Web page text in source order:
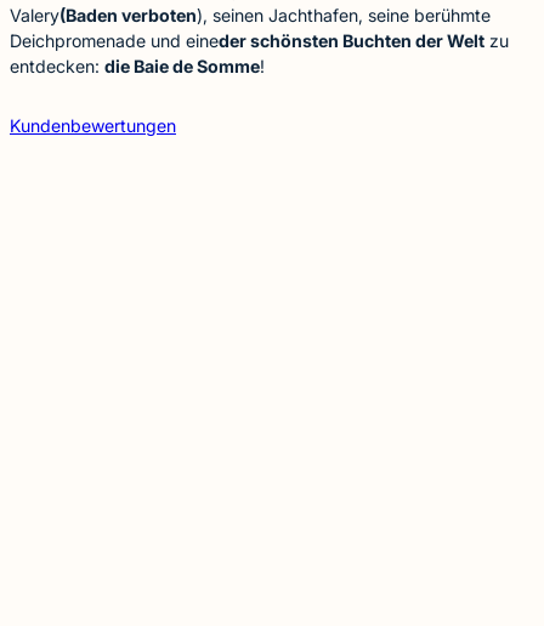
Valery(Baden verboten), seinen Jachthafen, seine berühmte
Deichpromenade und eineder schönsten Buchten der Welt zu
entdecken: die Baie de Somme!
Kundenbewertungen